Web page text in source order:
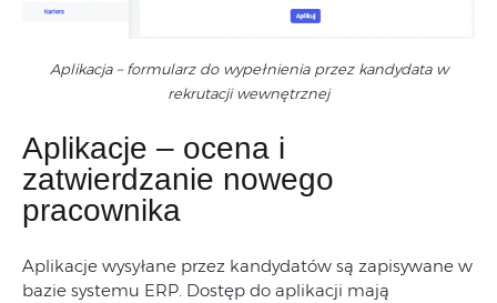
Aplikacja – formularz do wypełnienia przez kandydata w
rekrutacji wewnętrznej
Aplikacje – ocena i
zatwierdzanie nowego
pracownika
Aplikacje wysyłane przez kandydatów są zapisywane w
bazie systemu ERP. Dostęp do aplikacji mają